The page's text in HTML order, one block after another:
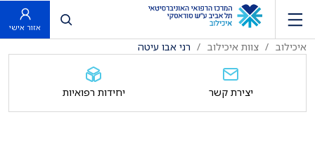
פתח חיפוש
אזור אישי
איכילוב צוות איכילוב רני אבו עיטה
יצירת קשר יחידות רפואיות